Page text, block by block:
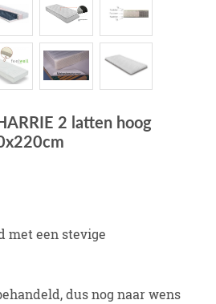
2 latten hoog
met een stevige
dus nog naar wens